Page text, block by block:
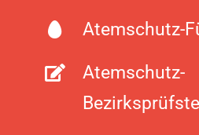
Atemschutz-
Atemschutz-